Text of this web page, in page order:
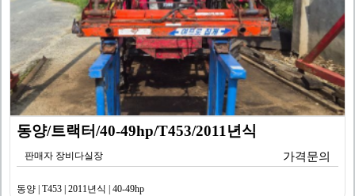
동양/트랙터/40-49hp/T453/2011년식
판매자 장비다실장 가격문의
동양 | T453 | 2011년식 | 40-49hp